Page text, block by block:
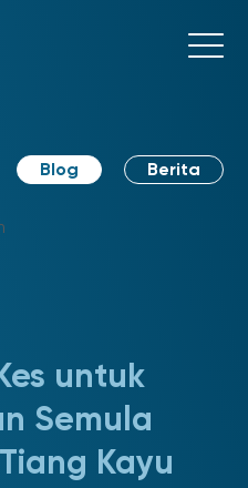
Blog Berita
untuk
Semula
Kayu